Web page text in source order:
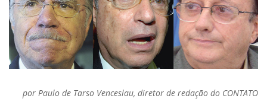
por Paulo de Tarso Venceslau, diretor de redação do CONTATO